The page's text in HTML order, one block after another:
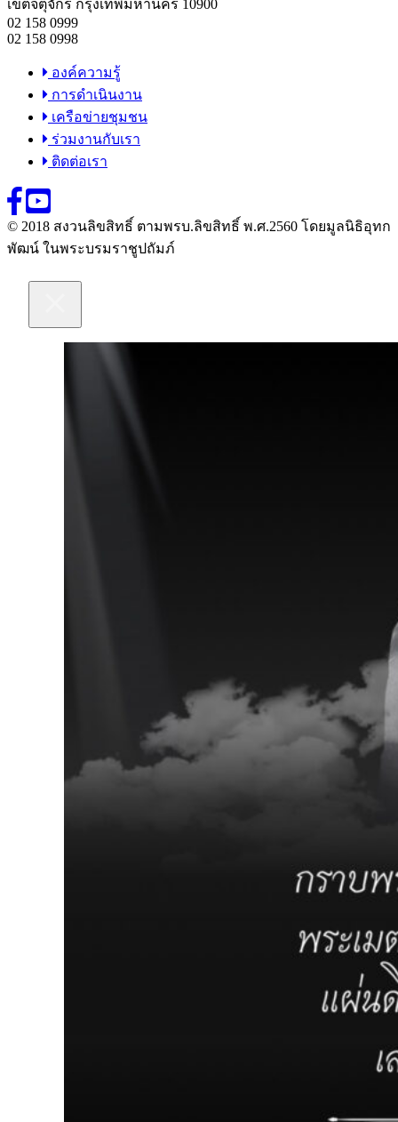
เขตจตุจักร กรุงเทพมหานคร 10900
02 158 0999
02 158 0998
องค์ความรู้
การดำเนินงาน
เครือข่ายชุมชน
ร่วมงานกับเรา
ติดต่อเรา
© 2018 สงวนลิขสิทธิ์ ตามพรบ.ลิขสิทธิ์ พ.ศ.2560 โดยมูลนิธิอุทก
พัฒน์ ในพระบรมราชูปถัมภ์